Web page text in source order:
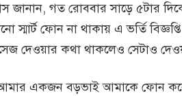
জানান, গত রোববার সাড়ে ৫টার
স্মার্ট ফোন না থাকায় এ ভর্তি
দেওয়ার কথা থাকলেও সেটাও
একজন বড়ভাই আমাকে ফোন করে